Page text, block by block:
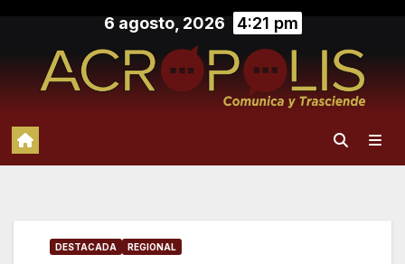
contenido
6 agosto, 2026 4:21 pm
DESTACADA REGIONAL